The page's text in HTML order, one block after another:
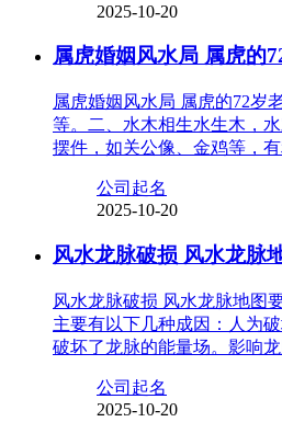
2025-10-20
属虎婚姻风水局 属虎的
属虎婚姻风水局 属虎的72岁
等。二、水木相生水生木，
摆件，如关公像、金鸡等，
公司起名
2025-10-20
风水龙脉破损 风水龙脉
风水龙脉破损 风水龙脉地图
主要有以下几种成因：人为
破坏了龙脉的能量场。影响
公司起名
2025-10-20